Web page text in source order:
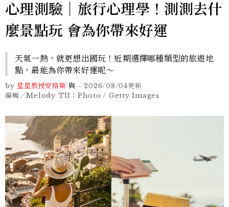
心理測驗｜旅行心理學！測測去什
麼景點玩 會為你帶來好運
天氣一熱，就更想出國玩！近期選擇哪種類型的旅遊地
點，最能為你帶來好運呢～
by 星星教授安格斯 與 -2026/08/04更新
編輯／Melody TU；Photo / Getty Images